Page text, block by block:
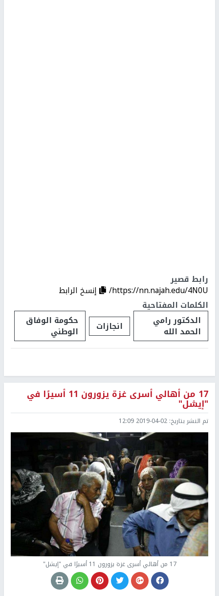
رابط قصير
https://nn.najah.edu/4N0U/
إنسخ الرابط
الكلمات المفتاحية
الدكتور رامي
الحمد الله انجازات حكومة الوفاق
الوطني
17 من أهالي أسرى غزة يزورون 11 أسيرًا في
"إيشل"
تم النشر بتاريخ: 2019-04-02 12:09
17 من أهالي أسرى غزة يزورون 11 أسيرًا في "إيشل"